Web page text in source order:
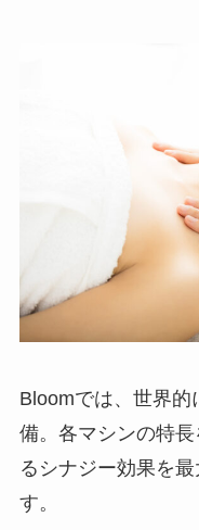
Bloomでは、世界
備。各マシンの特
るシナジー効果を
す。